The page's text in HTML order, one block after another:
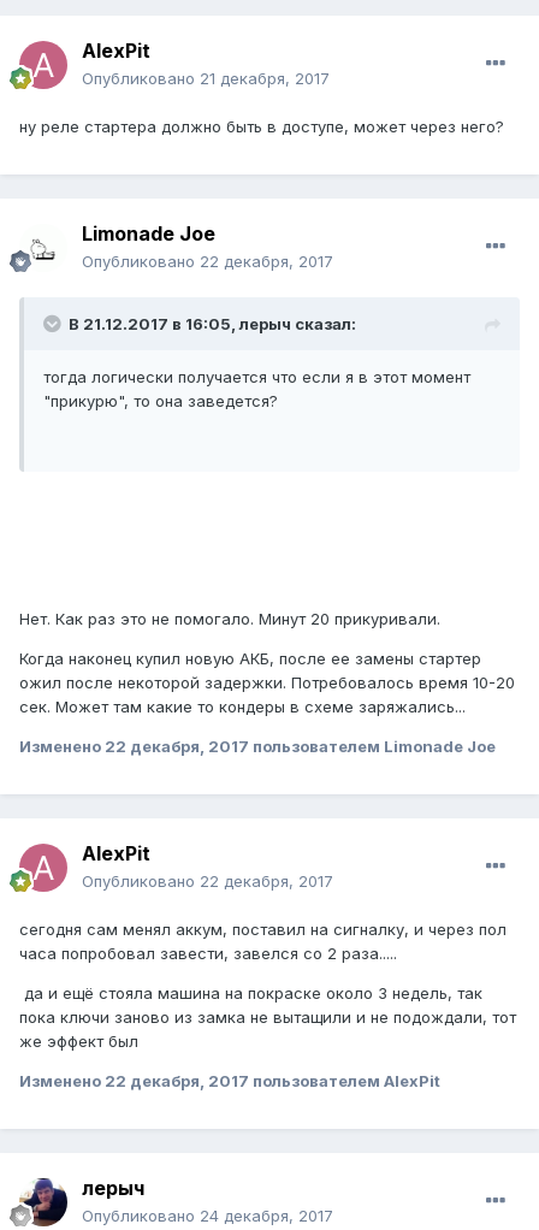
AlexPit
Опубликовано 21 декабря, 2017
ну реле стартера должно быть в доступе, может через него?
Limonade Joe
Опубликовано 22 декабря, 2017
В 21.12.2017 в 16:05, лерыч сказал:
тогда логически получается что если я в этот момент
"прикурю", то она заведется?
Нет. Как раз это не помогало. Минут 20 прикуривали.
Когда наконец купил новую АКБ, после ее замены стартер
ожил после некоторой задержки. Потребовалось время 10-20
сек. Может там какие то кондеры в схеме заряжались...
Изменено 22 декабря, 2017 пользователем Limonade Joe
AlexPit
Опубликовано 22 декабря, 2017
сегодня сам менял аккум, поставил на сигналку, и через пол
часа попробовал завести, завелся со 2 раза.....
да и ещё стояла машина на покраске около 3 недель, так
пока ключи заново из замка не вытащили и не подождали, тот
же эффект был
Изменено 22 декабря, 2017 пользователем AlexPit
лерыч
Опубликовано 24 декабря, 2017